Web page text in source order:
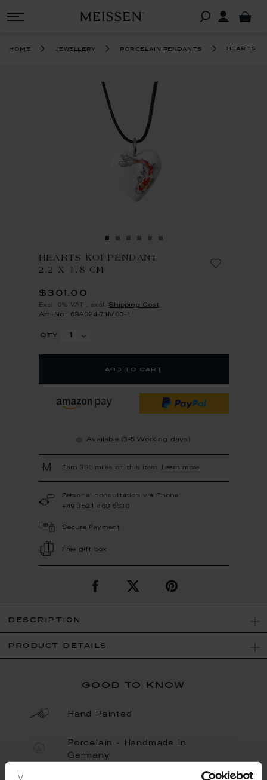
home jewellery porcelain pendants hearts
HEARTS KOI PENDANT
2,2 X 1,8 CM
$301.00
Excl. 0% VAT excl. Shipping Cost
Art.-No.: 69A024-71M03-1
qty
add to cart
Available (3-5 Working days)
Earn 301 miles on this item. Learn more
Personal consultation via Phone
+49 3521 468 6630
Secure Payment
Free gift box
description
product details
good to know
Hand Painted
Porcelain - Handmade in
Germany